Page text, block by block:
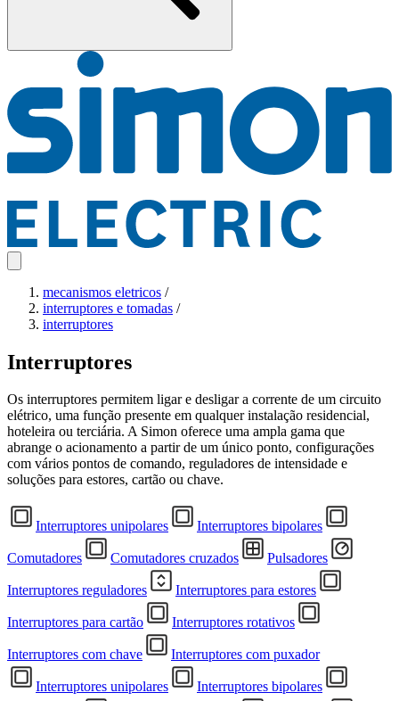
mecanismos eletricos /
interruptores e tomadas /
interruptores
Interruptores
Os interruptores permitem ligar e desligar a corrente de um circuito
elétrico, uma função presente em qualquer instalação residencial,
hoteleira ou terciária. A Simon oferece uma ampla gama que
abrange o acionamento a partir de um único ponto, configurações
com vários pontos de comando, reguladores de intensidade e
soluções para estores, cartão ou chave.
Interruptores unipolares Interruptores bipolares
Comutadores Comutadores cruzados Pulsadores
Interruptores reguladores Interruptores para estores
Interruptores para cartão Interruptores rotativos
Interruptores com chave Interruptores com puxador
Interruptores unipolares Interruptores bipolares